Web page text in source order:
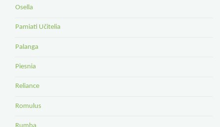
Osella
Pamiati Učitelia
Palanga
Piesnia
Reliance
Romulus